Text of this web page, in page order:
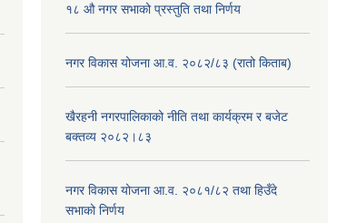
१८ औ नगर सभाको प्रस्तुति तथा निर्णय
नगर विकास योजना आ.व. २०८२/८३ (रातो किताब)
खैरहनी नगरपालिकाको नीति तथा कार्यक्रम र बजेट
बक्तव्य २०८२।८३
नगर विकास योजना आ.व. २०८१/८२ तथा हिउँदे
सभाको निर्णय